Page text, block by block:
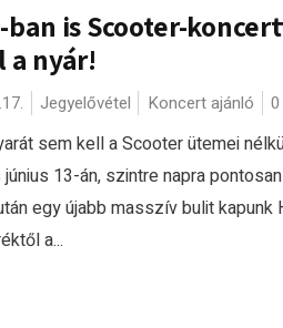
ban is Scooter-
a nyár!
Jegyelővétel Koncert ajánló
sem kell a Scooter ütemei
június 13-án, szintre napra
egy újabb masszív bulit kapunk
a...